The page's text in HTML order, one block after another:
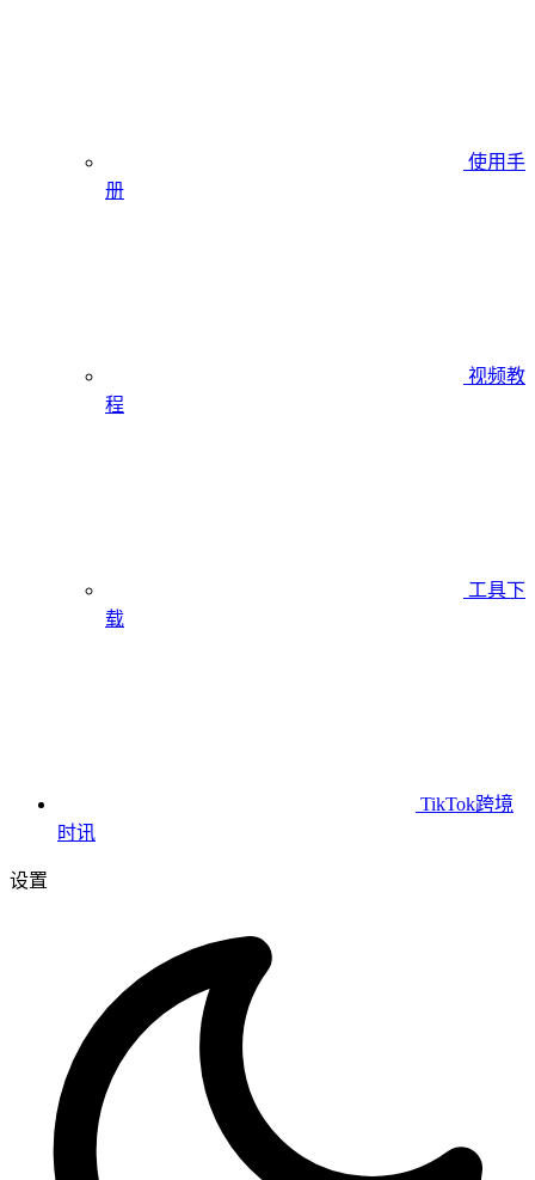
使用手
册
视频教
程
工具下
载
TikTok跨境
时讯
设置